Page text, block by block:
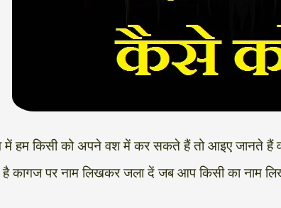
में हम किसी को अपने वश में कर सकते हैं तो आइए जानते हैं
है कागज पर नाम लिखकर जला दें जब आप किसी का नाम